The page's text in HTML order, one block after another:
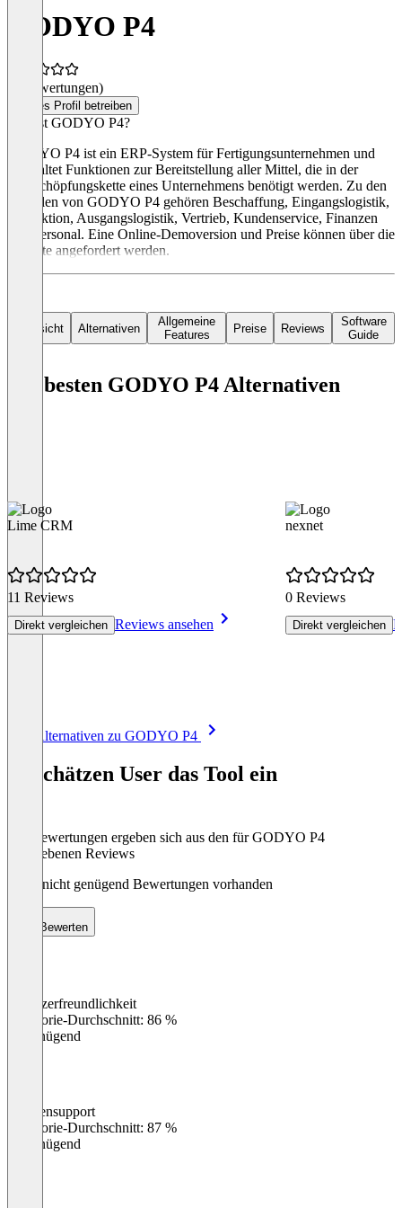
GODYO P4
(0 Bewertungen)
Dieses Profil betreiben
Was ist GODYO P4?
GODYO P4 ist ein ERP-System für Fertigungsunternehmen und
beinhaltet Funktionen zur Bereitstellung aller Mittel, die in der
Wertschöpfungskette eines Unternehmens benötigt werden. Zu den
Modulen von GODYO P4 gehören Beschaffung, Eingangslogistik,
Produktion, Ausgangslogistik, Vertrieb, Kundenservice, Finanzen
und Personal. Eine Online-Demoversion und Preise können über die
Website angefordert werden.
Übersicht Alternativen
Allgemeine
Features
Preise Reviews
Software
Guide
Die besten GODYO P4 Alternativen
Lime CRM
11 Reviews
Direkt vergleichen Reviews ansehen
nexnet
0 Reviews
Direkt vergleichen
Alle Alternativen zu GODYO P4
So schätzen User das Tool ein
Die Bewertungen ergeben sich aus den für GODYO P4
abgegebenen Reviews
Noch nicht genügend Bewertungen vorhanden
Bewerten
Benutzerfreundlichkeit
Kategorie-Durchschnitt: 86 %
Ungenügend
Kundensupport
Kategorie-Durchschnitt: 87 %
Ungenügend